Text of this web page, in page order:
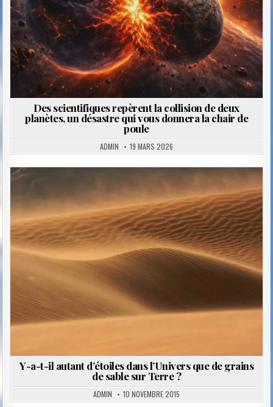
Des scientifiques repèrent la collision de deux
planètes, un désastre qui vous donnera la chair de
poule
ADMIN 19 MARS 2026
Posted
in
Y-a-t-il autant d’étoiles dans l’Univers que de grains
de sable sur Terre ?
ADMIN 10 NOVEMBRE 2015